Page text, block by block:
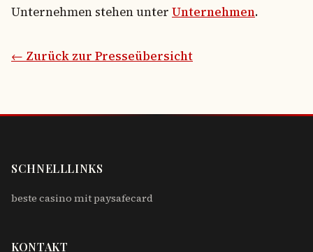
Unternehmen stehen unter Unternehmen.
← Zurück zur Presseübersicht
SCHNELLLINKS
beste casino mit paysafecard
KONTAKT